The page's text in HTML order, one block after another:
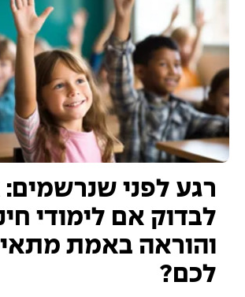
רגע לפני שנרשמים:
לבדוק אם לימודי
והוראה באמת
לכם?